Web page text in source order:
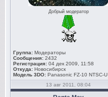
Добрый модератор
Группа: Модераторы
Сообщения: 2432
Регистрация: 04 дек 2009, 11:58
Откуда: Новосибирск
Модель 3DO: Panasonic FZ-10 NTSC-U
13 авг 2011, 08:04